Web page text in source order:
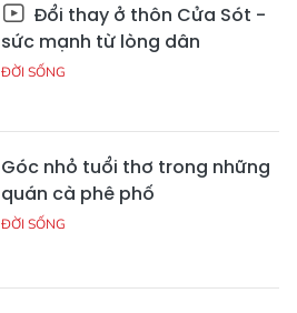
Đổi thay ở thôn Cửa Sót -
sức mạnh từ lòng dân
ĐỜI SỐNG
Góc nhỏ tuổi thơ trong những
quán cà phê phố
ĐỜI SỐNG